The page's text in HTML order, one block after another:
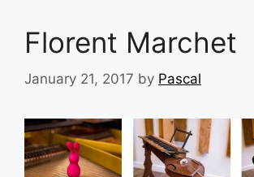
Florent Marchet
January 21, 2017 by Pascal